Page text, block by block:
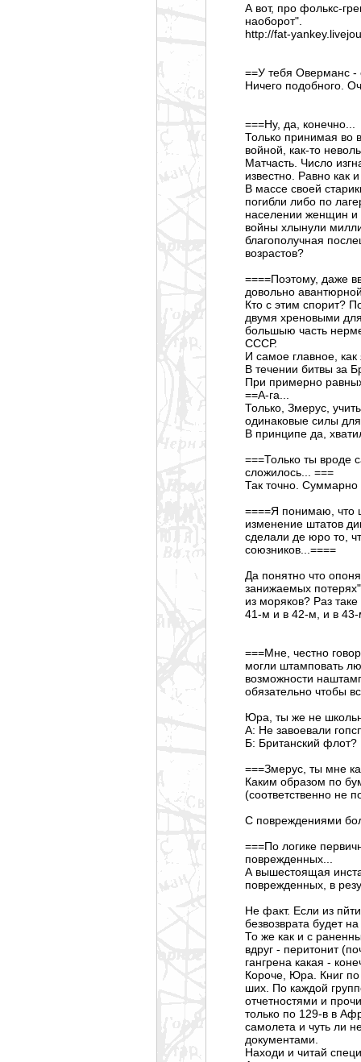
А вот, про фолькс-
наоборот".
http://fat-
==У тебя Оверманс -
Ничего подобного.
===Ну, да, конечно...
Только принимая во
войной, как-то
Матчасть. Число
известно. Равно как
В массе своей
погибли либо по
населении женщин и
войны хлынули
благополучная
возрастов?
====Поэтому, даже
довольно
Кто с этим спорит?
двумя хреновыми
большыю часть
СССР.
И самое главное,
В течении битвы за
При примерно
==А-га...
Только, Змерус,
одинаковые силы
В принципе да,
===Только ты вроде
сложилось... ===
Так точно. Суммарно
====Я понимаю, что
изменение штатов
сделали де юро то,
союзников...====
Да понятно что
занижаемых
из моряков? Раз
41-м и в 42-м, и в
===Мне, честно
могли штамповать
возможности
обязательно чтобы
Юра, ты же не
А: Не завоевали
Б: Британский флот?
===Змерус, ты мне
Каким образом по
(соответственно не
С повреждениями
===По логике
поврежденных...
А вышестоящая
поврежденных, в
Не факт. Если из
безвозврата будет
То же как и с
вдруг - перитонит
гангрена какая -
Короче, Юра. Книг
ших. По каждой
отчетностями и
только по 129-в в
самолета и чуть ли
документами.
Находи и читай